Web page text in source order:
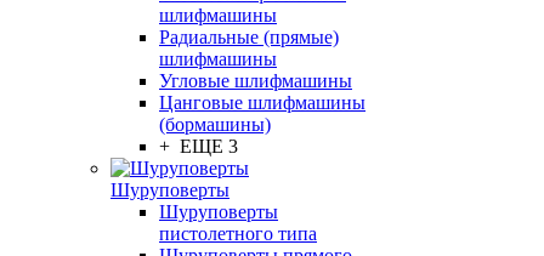
шлифмашины
Радиальные (прямые)
шлифмашины
Угловые шлифмашины
Цанговые шлифмашины
(бормашины)
+ ЕЩЕ 3
Шуруповерты
Шуруповерты
пистолетного типа